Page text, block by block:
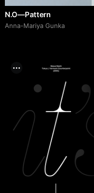
N.O—Pattern
Anna-Mariya Gunka